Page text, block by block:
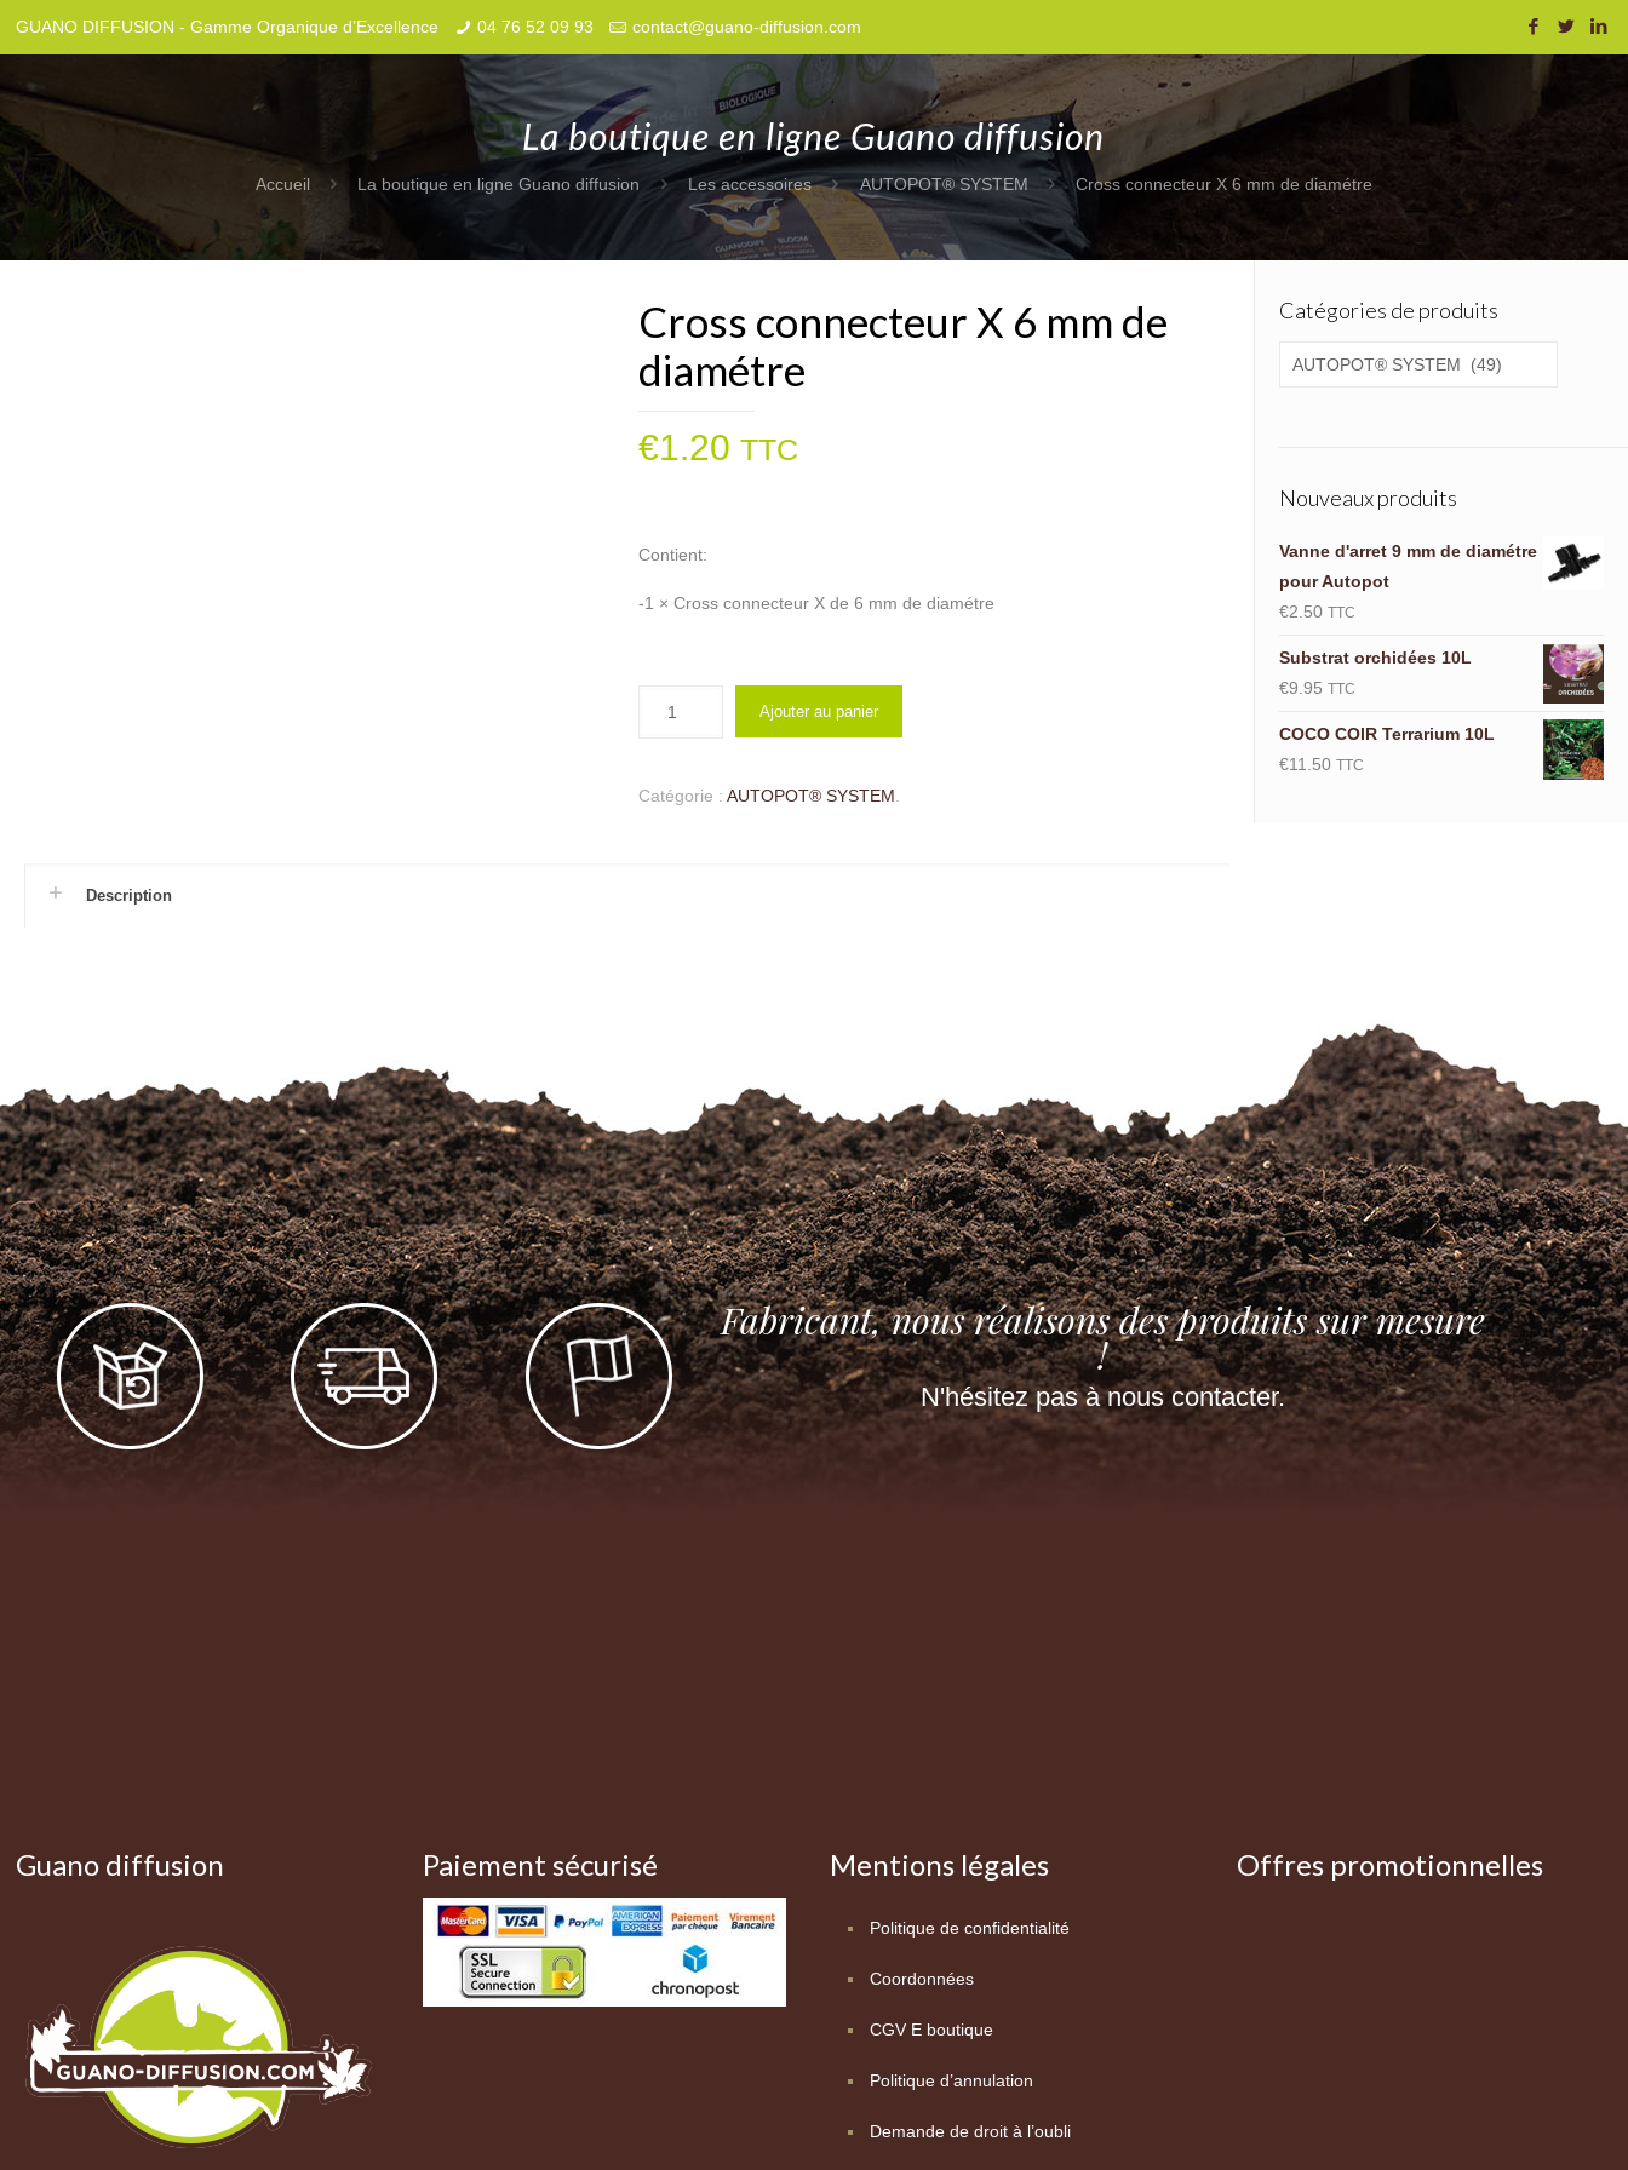
GUANO DIFFUSION - Gamme Organique d’Excellence 04 76 52 09 93 contact@guano-diffusion.com
La boutique en ligne Guano diffusion
Accueil La boutique en ligne Guano diffusion Les accessoires AUTOPOT® SYSTEM Cross connecteur X 6 mm de diamétre
Cross connecteur X 6 mm de
diamétre
€1.20 TTC
Contient:
-1 × Cross connecteur X de 6 mm de diamétre
Ajouter au panier
Catégorie :AUTOPOT® SYSTEM
Description
Catégories de produits
Nouveaux produits
Vanne d'arret 9 mm de diamétre
pour Autopot
€2.50 TTC
Substrat orchidées 10L
€9.95 TTC
COCO COIR Terrarium 10L
€11.50 TTC
Fabricant, nous réalisons des produits sur mesure
!
N'hésitez pas à nous contacter.
Guano diffusion Paiement sécurisé Mentions légales
Politique de confidentialité
Coordonnées
CGV E boutique
Politique d’annulation
Demande de droit à l’oubli
Offres promotionnelles